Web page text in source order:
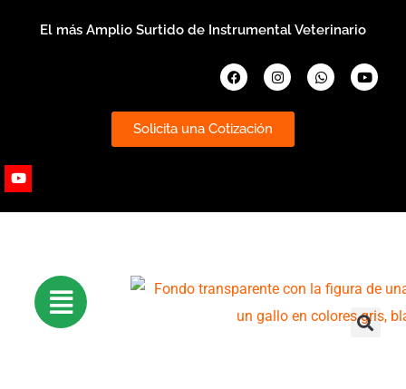
El más Amplio Surtido de Instrumental Veterinario
FacebookInstagramWhatsapp
Solicita una Cotización
Youtube